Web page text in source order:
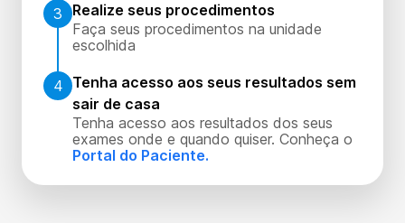
3
Realize seus procedimentos
Faça seus procedimentos na unidade
escolhida
4 Tenha acesso aos seus resultados sem
sair de casa
Tenha acesso aos resultados dos seus
exames onde e quando quiser. Conheça o
Portal do Paciente.